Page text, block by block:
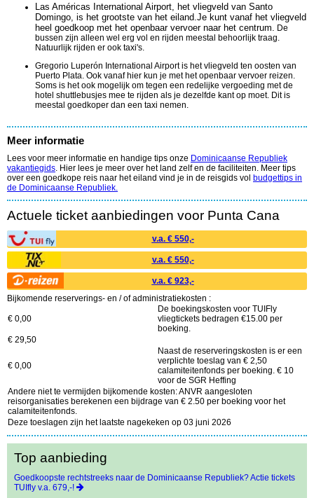
Top aanbieding
Goedkoopste rechtstreeks naar de Dominicaanse Republiek? Actie tickets
TUIfly v.a. 679,-!
Las Américas International Airport, het vliegveld van Santo
Domingo, is het grootste van het eiland.Je kunt vanaf het vliegveld
heel goedkoop met het openbaar vervoer naar het centrum.
De
bussen zijn alleen wel erg vol en rijden meestal behoorlijk traag.
Natuurlijk rijden er ook taxi's.
Gregorio Luperón International Airport is het vliegveld ten oosten van
Puerto Plata. Ook vanaf hier kun je met het openbaar vervoer reizen.
Soms is het ook mogelijk om tegen een redelijke vergoeding met de
hotel shuttlebusjes mee te rijden als je dezelfde kant op moet. Dit is
meestal goedkoper dan een taxi nemen.
Meer informatie
Lees voor meer informatie en handige tips onze Dominicaanse Republiek
vakantiegids. Hier lees je meer over het land zelf en de faciliteiten. Meer tips
over een goedkope reis naar het eiland vind je in de reisgids vol budgettips in
de Dominicaanse Republiek.
Actuele ticket aanbiedingen voor Punta Cana
v.a. € 550,-
v.a. € 550,-
v.a. € 923,-
Bijkomende reserverings- en / of administratiekosten :
€ 0,00
De boekingskosten voor TUIFly
vliegtickets bedragen €15.00 per
boeking.
€ 29,50
€ 0,00
Naast de reserveringskosten is er een
verplichte toeslag van € 2,50
calamiteitenfonds per boeking. € 10
voor de SGR Heffing
Andere niet te vermijden bijkomende kosten: ANVR aangesloten
reisorganisaties berekenen een bijdrage van € 2.50 per boeking voor het
calamiteitenfonds.
Deze toeslagen zijn het laatste nagekeken op 03 juni 2026